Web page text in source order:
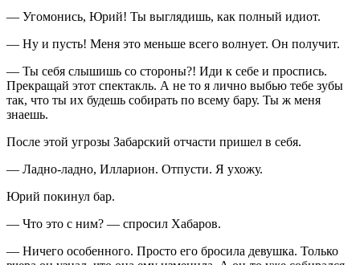
— Угомонись, Юрий! Ты выглядишь, как полный идиот.
— Ну и пусть! Меня это меньше всего волнует. Он получит.
— Ты себя слышишь со стороны?! Иди к себе и проспись.
Прекращай этот спектакль. А не то я лично выбью тебе зубы
так, что ты их будешь собирать по всему бару. Ты ж меня
знаешь.
После этой угрозы Забарский отчасти пришел в себя.
— Ладно-ладно, Илларион. Отпусти. Я ухожу.
Юрий покинул бар.
— Что это с ним? — спросил Хабаров.
— Ничего особенного. Просто его бросила девушка. Только